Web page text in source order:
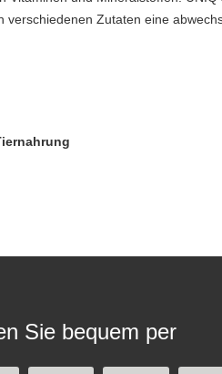
verschiedenen Zutaten eine
Sie bequem per